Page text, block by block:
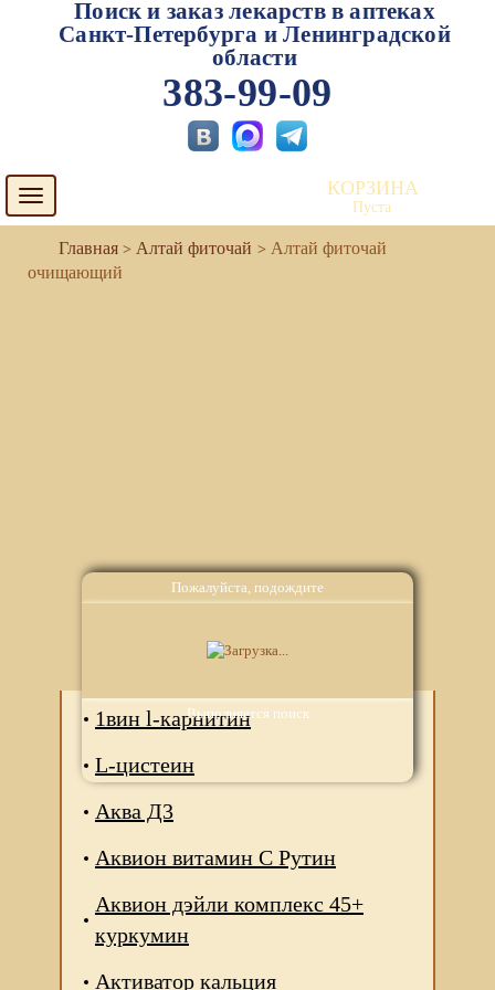
Пожалуйста, подождите
Выполняется поиск
Поиск и заказ лекарств в аптеках
Санкт-Петербурга и Ленинградской
области
383-99-09
Toggle
navigation
КОРЗИНА
Пуста
Алтай фиточай
Алтай фиточай
очищающий
Аналоги
1вин l-карнитин
L-цистеин
Аква Д3
Аквион витамин С Рутин
Аквион дэйли комплекс 45+
куркумин
Активатор кальция